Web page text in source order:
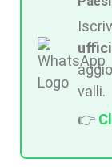
valli.
👉